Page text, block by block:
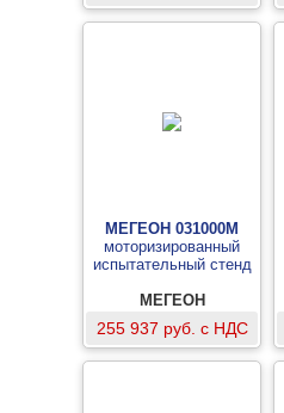
МЕГЕОН 031000M
моторизированный
испытательный стенд
МЕГЕОН
255 937 руб. с НДС